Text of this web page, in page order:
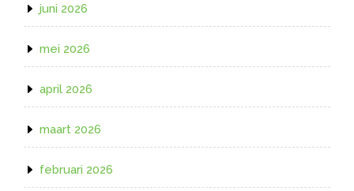
juni 2026
mei 2026
april 2026
maart 2026
februari 2026